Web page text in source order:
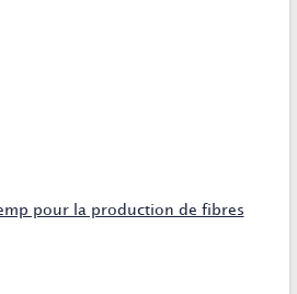
pour la production de fibres